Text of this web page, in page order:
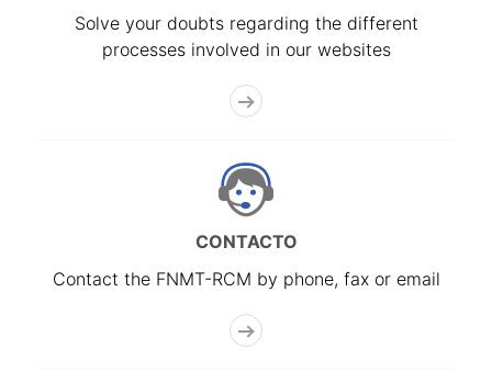
Solve your doubts regarding the different
processes involved in our websites
CONTACTO
Contact the FNMT-RCM by phone, fax or email